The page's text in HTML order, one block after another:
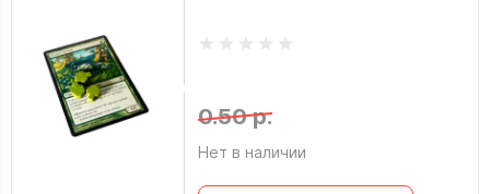
0.50 р.
Нет в наличии